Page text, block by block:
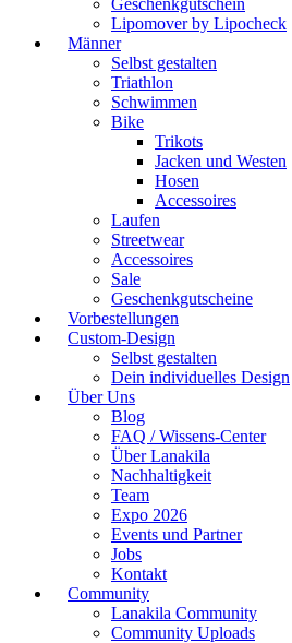
Lipomover by Lipocheck
Männer
Selbst gestalten
Triathlon
Schwimmen
Bike
Trikots
Jacken und Westen
Hosen
Accessoires
Laufen
Streetwear
Accessoires
Sale
Geschenkgutscheine
Vorbestellungen
Custom-Design
Selbst gestalten
Dein individuelles Design
Über Uns
Blog
FAQ / Wissens-Center
Über Lanakila
Nachhaltigkeit
Team
Expo 2026
Events und Partner
Jobs
Kontakt
Community
Lanakila Community
Community Uploads